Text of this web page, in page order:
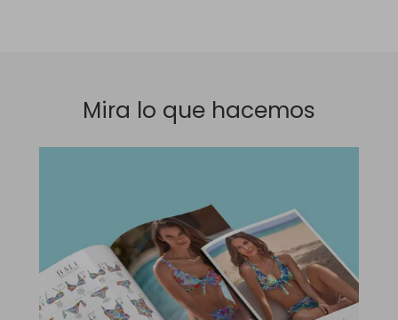
Mira lo que hacemos